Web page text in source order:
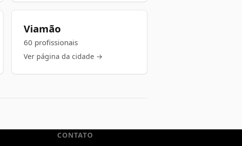
Viamão
60 profissionais
Ver página da cidade →
CONTATO